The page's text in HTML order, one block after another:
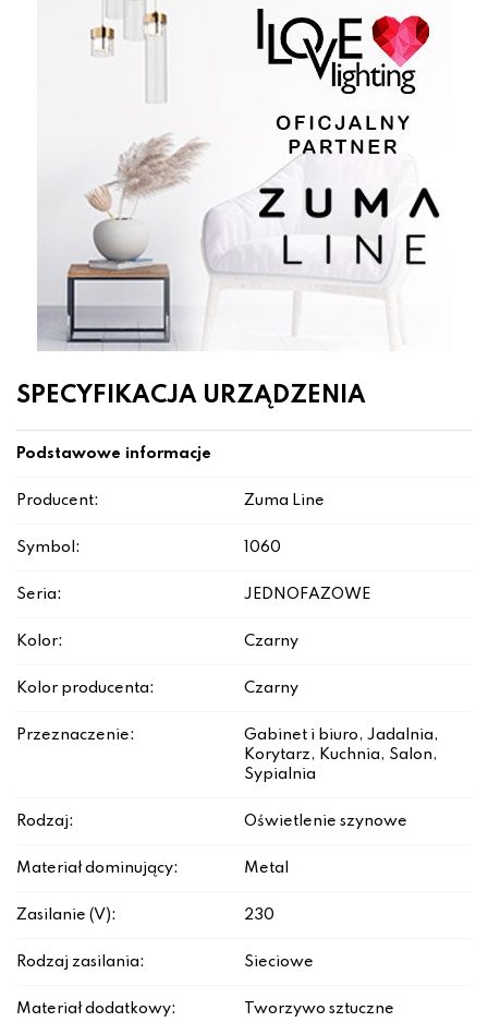
SPECYFIKACJA URZĄDZENIA
Podstawowe informacje
Producent: Zuma Line
Symbol: 1060
Seria: JEDNOFAZOWE
Kolor: Czarny
Kolor producenta: Czarny
Przeznaczenie:
Gabinet i biuro, Jadalnia,
Korytarz, Kuchnia, Salon,
Sypialnia
Rodzaj: Oświetlenie szynowe
Materiał dominujący: Metal
Zasilanie (V): 230
Rodzaj zasilania: Sieciowe
Materiał dodatkowy: Tworzywo sztuczne